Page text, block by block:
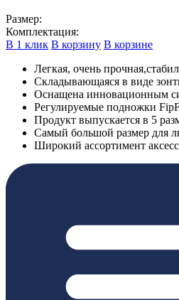
Размер:
Комплектация:
В 1 клик В корзину В корзине
Легкая, очень
Складывающаяся в виде
Оснащена инновационным
Регулируемые подножки
Продукт выпускается в 5
Самый большой размер для
Широкий ассортимент